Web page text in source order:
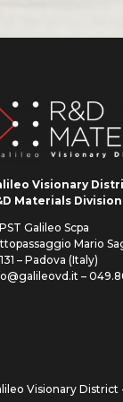
Visionary
Materials Division
Galileo Scpa
Mario
– Padova (Italy)
–
Visionary District